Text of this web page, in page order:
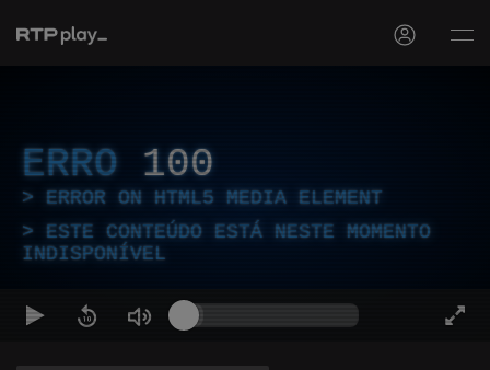
ERRO 100
ERROR ON HTML5 MEDIA ELEMENT
ESTE CONTEÚDO ESTÁ NESTE MOMENTO
INDISPONÍVEL